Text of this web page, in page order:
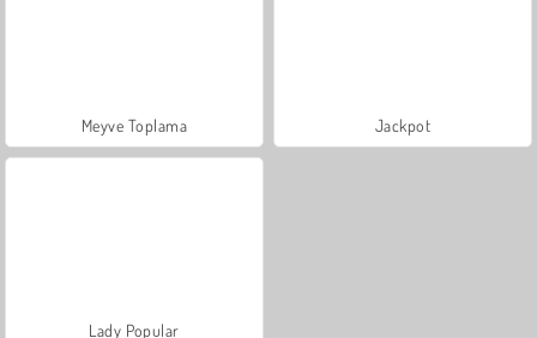
Meyve Toplama Jackpot
Lady Popular